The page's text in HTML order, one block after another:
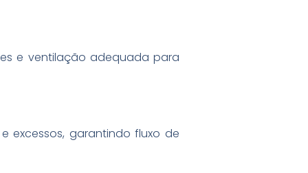
e ventilação adequada para
excessos, garantindo fluxo de